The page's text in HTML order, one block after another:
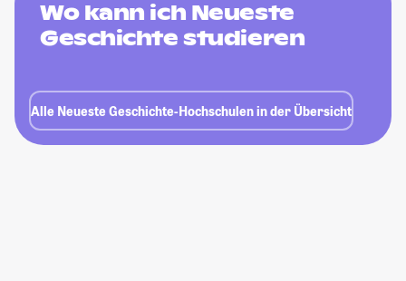
Wo kann ich Neueste
Geschichte studieren
Alle Neueste Geschichte-Hochschulen in der Übersicht